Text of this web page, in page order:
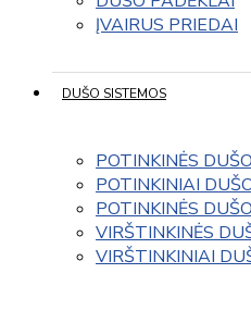
ĮVAIRUS PRIEDAI
DUŠO SISTEMOS
POTINKINĖS
POTINKINIAI
POTINKINĖS
VIRŠTINKINĖS
VIRŠTINKINIAI